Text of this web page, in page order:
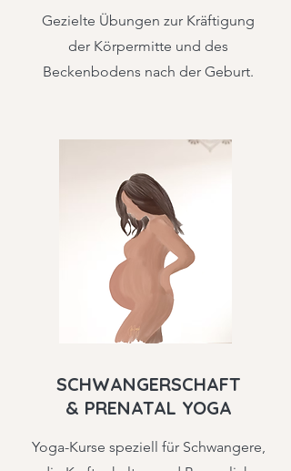
Gezielte Übungen zur Kräftigung
der Körpermitte und des
Beckenbodens nach der Geburt.
SCHWANGERSCHAFT
& PRENATAL YOGA
Yoga-Kurse speziell für Schwangere,